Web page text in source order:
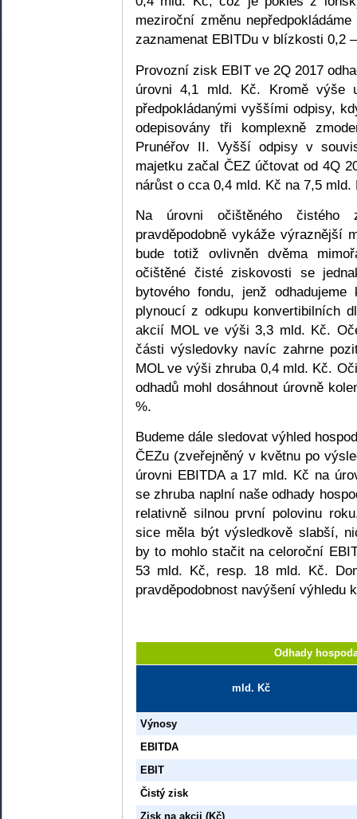
meziroční změnu
zaznamenat EBITDu v blízkosti 0,2
Provozní zisk EBIT ve 2Q 2017
úrovni 4,1 mld. Kč. Kromě výše
předpokládanými vyššími odpisy,
odepisovány tři komplexně
Prunéřov II. Vyšší odpisy v
majetku začal ČEZ účtovat od 4Q
nárůst o cca 0,4 mld. Kč na 7,5 mld.
Na úrovni očištěného
pravděpodobně vykáže výraznější
bude totiž ovlivněn dvěma
očištěné čisté ziskovosti se
bytového fondu, jenž
plynoucí z odkupu konvertibilních
akcií MOL ve výši 3,3 mld. Kč.
části výsledovky navíc zahrne
MOL ve výši zhruba 0,4 mld. Kč.
odhadů mohl dosáhnout úrovně
%.
Budeme dále sledovat výhled
ČEZu (zveřejněný v květnu po
úrovni EBITDA a 17 mld. Kč na
se zhruba naplní naše odhady
relativně silnou první polovinu
sice měla být výsledkově slabší,
by to mohlo stačit na celoroční
53 mld. Kč, resp. 18 mld. Kč.
pravděpodobnost navýšení výhledu
Odhady
mld. Kč
Výnosy
EBITDA
EBIT
Čistý zisk
Zisk na akcii (Kč)